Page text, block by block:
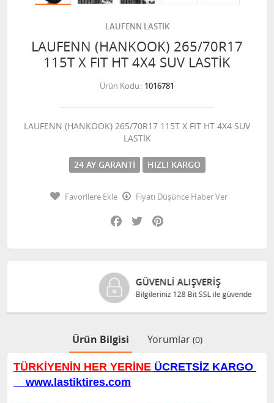
LAUFENN LASTİK
LAUFENN (HANKOOK) 265/70R17
115T X FIT HT 4X4 SUV LASTİK
Ürün Kodu 1016781
LAUFENN (HANKOOK) 265/70R17 115T X FIT HT 4X4 SUV
LASTİK
24 AY GARANTI HIZLI KARGO
Favorilere Ekle
Fiyatı Düşünce Haber Ver
Facebook
Twitter
GÜVENLI ALIŞVERIŞ
Bilgileriniz 128 Bit SSL ile güvende
Ürün Bilgisi Yorumlar (0)
TÜRKİYENİN HER YERİNE ÜCRETSİZ KARGO
www.lastiktires.com